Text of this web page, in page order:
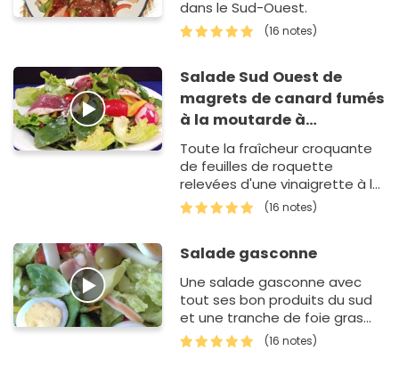
dans le Sud-Ouest.
(16 notes)
Salade Sud Ouest de
magrets de canard fumés
à la moutarde à
l'ancienne Amora
Toute la fraîcheur croquante
de feuilles de roquette
relevées d'une vinaigrette à la
moutarde à l l 'ancienne
AMORA, agrémentées de
de po…
(16 notes)
Salade gasconne
Une salade gasconne avec
tout ses bon produits du sud
et une tranche de foie gras
pour terminer.(16 notes)